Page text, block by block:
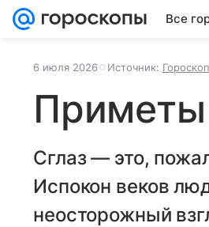
Все
6 июля 2026 Источник:
Приметы
Сглаз — это,
Испокон веков
неосторожный